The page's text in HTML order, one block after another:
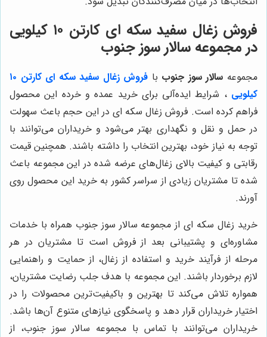
فروش زغال سفید سکه ای کارتن ۱۰ کیلویی
در مجموعه سالار سوز جنوب
مجموعه سالار سوز جنوب با
فروش زغال سفید سکه ای کارتن ۱۰
کیلویی ، شرایط ایده‌آلی برای خرید عمده و خرده این محصول
فراهم کرده است. فروش زغال سکه ای در این حجم باعث سهولت
در حمل و نقل و نگهداری بهتر می‌شود و خریداران می‌توانند با
توجه به نیاز خود، بهترین انتخاب را داشته باشند. همچنین قیمت
رقابتی و کیفیت بالای زغال‌های عرضه شده در این مجموعه باعث
شده تا مشتریان زیادی از سراسر کشور به خرید این محصول روی
آورند.
خرید زغال سکه ای از مجموعه سالار سوز جنوب همراه با خدمات
مشاوره‌ای و پشتیبانی بعد از فروش است تا مشتریان در هر
مرحله از فرآیند خرید و استفاده از زغال، از حمایت و راهنمایی
لازم برخوردار باشند. این مجموعه با هدف جلب رضایت مشتریان،
همواره تلاش می‌کند تا بهترین و باکیفیت‌ترین محصولات را در
اختیار خریداران قرار دهد و پاسخگوی نیازهای متنوع آن‌ها باشد.
خریداران می‌توانند با تماس با مجموعه سالار سوز جنوب، از